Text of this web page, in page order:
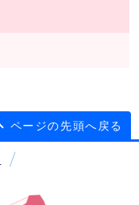
ページの先頭へ戻る